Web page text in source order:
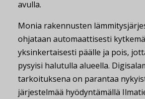
avulla.
Monia rakennusten
ohjataan automaattisesti
yksinkertaisesti päälle ja pois,
pysyisi halutulla alueella.
tarkoituksena on parantaa
järjestelmää hyödyntämällä